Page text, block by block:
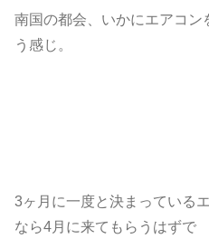
南国の都会、いかにエアコ
う感じ。
3ヶ月に一度と決まっている
なら4月に来てもらうはずで